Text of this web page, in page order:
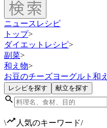
ニュース レシピ
トップ>
ダイエットレシピ>
副菜>
和え物>
お豆のチーズヨーグルト和え
レシピを探す 献立を探す
\ 人気のキーワード/